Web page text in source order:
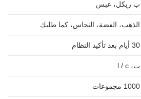
ب ريكل، عبس
الذهب، الفضة، النحاس، كما طلبك
30 أيام بعد تأكيد النظام
ت، l / c
1000 مجموعات